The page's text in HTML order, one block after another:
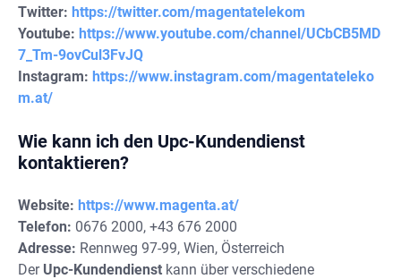
Twitter: https://twitter.com/magentatelekom
Youtube: https://www.youtube.com/channel/UCbCB5MD
7_Tm-9ovCul3FvJQ
Instagram: https://www.instagram.com/magentateleko
m.at/
Wie kann ich den Upc-Kundendienst
kontaktieren?
Website: https://www.magenta.at/
Telefon: 0676 2000, +43 676 2000
Adresse: Rennweg 97-99, Wien, Österreich
Der Upc-Kundendienst kann über verschiedene